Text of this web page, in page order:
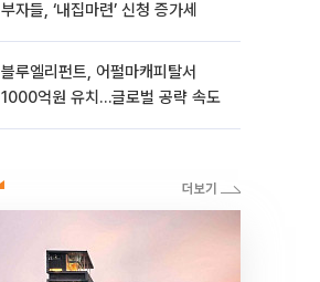
부자들, ‘내집마련’ 신청 증가세
블루엘리펀트, 어펄마캐피탈서
1000억원 유치…글로벌 공략 속도